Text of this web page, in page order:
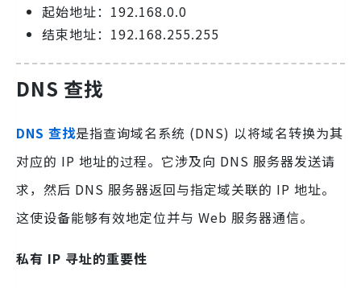
起始地址：192.168.0.0
结束地址：192.168.255.255
DNS 查找
DNS 查找是指查询域名系统 (DNS) 以将域名转换为其
对应的 IP 地址的过程。它涉及向 DNS 服务器发送请
求，然后 DNS 服务器返回与指定域关联的 IP 地址。
这使设备能够有效地定位并与 Web 服务器通信。
私有 IP 寻址的重要性